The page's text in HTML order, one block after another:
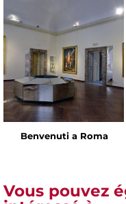
Benvenuti a Roma
Vous pouvez